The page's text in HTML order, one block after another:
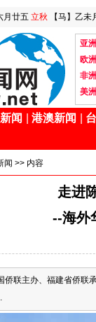
月廿五 立秋 【马】乙未
亚洲
欧洲
非洲
美洲
闻 港澳新闻
闻 >> 内容
走进
--海外
侨联主办、福建省侨联